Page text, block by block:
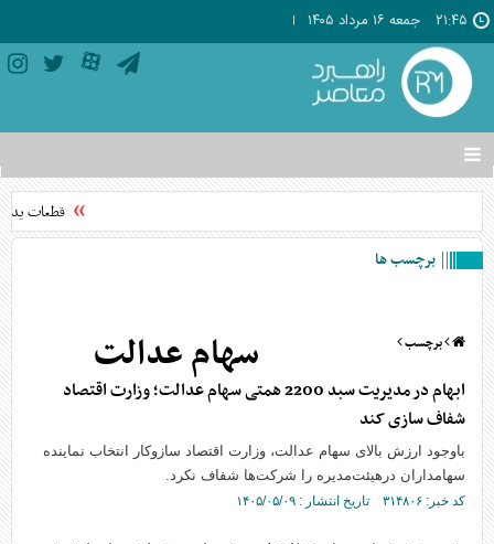
۲۱:۴۵ جمعه ۱۶ مرداد ۱۴۰۵
تغییر
وضعیت
منوی
ها
قطعات یدکی خودرو ۷۰
برچسب ها
برچسب سهام عدالت
ابهام در مدیریت سبد 2200 همتی سهام عدالت؛ وزارت اقتصاد
شفاف سازی کند
باوجود ارزش بالای سهام عدالت، وزارت اقتصاد سازوکار انتخاب نماینده
سهامداران درهیئت‌مدیره را شرکت‌ها شفاف نکرد.
کد خبر: ۳۱۴۸۰۶ تاریخ انتشار : ۱۴۰۵/۰۵/۰۹